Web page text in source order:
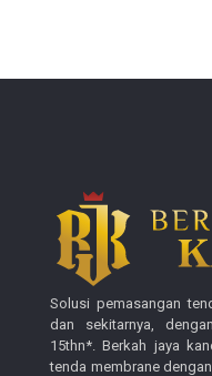
Solusi pemasangan
dan sekitarnya,
15thn*. Berkah jaya
tenda membrane